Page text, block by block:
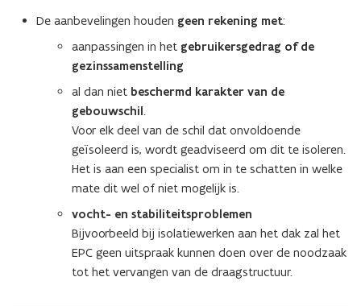
n
u
e
De aanbevelingen houden geen rekening met:
aanpassingen in het gebruikersgedrag of de
gezinssamenstelling
al dan niet beschermd karakter van de
gebouwschil.
Voor elk deel van de schil dat onvoldoende
geïsoleerd is, wordt geadviseerd om dit te isoleren.
Het is aan een specialist om in te schatten in welke
mate dit wel of niet mogelijk is.
vocht- en stabiliteitsproblemen
Bijvoorbeeld bij isolatiewerken aan het dak zal het
EPC geen uitspraak kunnen doen over de noodzaak
tot het vervangen van de draagstructuur.